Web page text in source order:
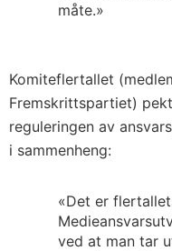
måte.»
Komiteflertallet
Fremskrittspartiet)
reguleringen av
i sammenheng:
«Det er
ved at man tar